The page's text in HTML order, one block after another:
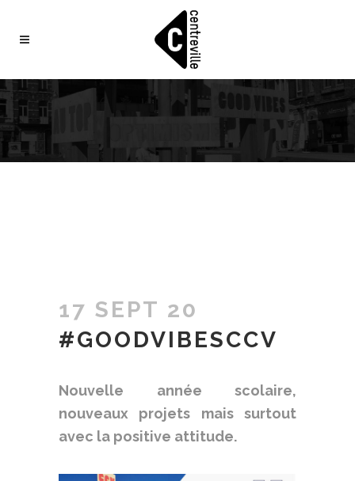
17 SEPT 20
#GOODVIBESCCV
Nouvelle année scolaire,
nouveaux projets mais surtout
avec la positive attitude.